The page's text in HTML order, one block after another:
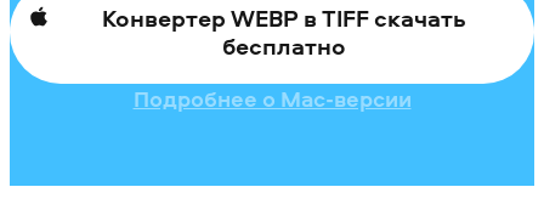
Конвертер WEBP в TIFF скачать
бесплатно
Подробнее о Mac-версии